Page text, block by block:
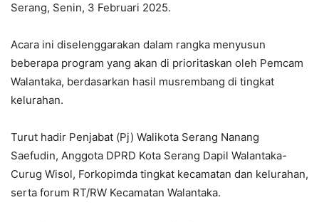
Serang, Senin, 3 Februari 2025.
Acara ini diselenggarakan dalam rangka menyusun
beberapa program yang akan di prioritaskan oleh Pemcam
Walantaka, berdasarkan hasil musrembang di tingkat
kelurahan.
Turut hadir Penjabat (Pj) Walikota Serang Nanang
Saefudin, Anggota DPRD Kota Serang Dapil Walantaka-
Curug Wisol, Forkopimda tingkat kecamatan dan kelurahan,
serta forum RT/RW Kecamatan Walantaka.